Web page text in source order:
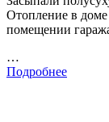
Отопление в доме
помещении
…
Подробнее